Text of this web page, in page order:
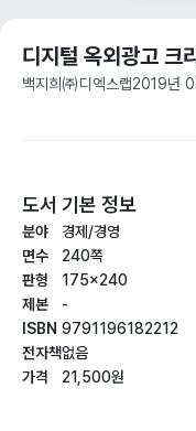
디지털 옥외광고 크
백지희 ㈜디엑스랩2019년
도서 기본 정보
분야
면수
판형
제본
ISBN
전자책
가격
경제/경영
240쪽
175×240
-
9791196182212
없음
21,500원